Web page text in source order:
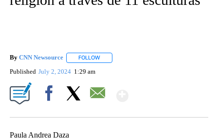
By CNN Newsource FOLLOW
Published July 2, 2024 1:29 am
Paula Andrea Daza